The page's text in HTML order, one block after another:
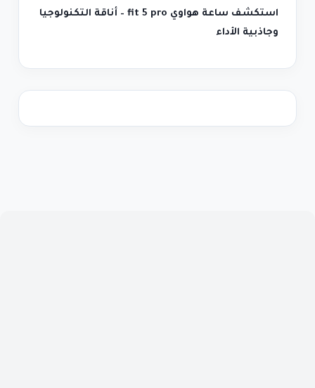
استكشف ساعة هواوي fit 5 pro – أناقة التكنولوجيا
وجاذبية الأداء